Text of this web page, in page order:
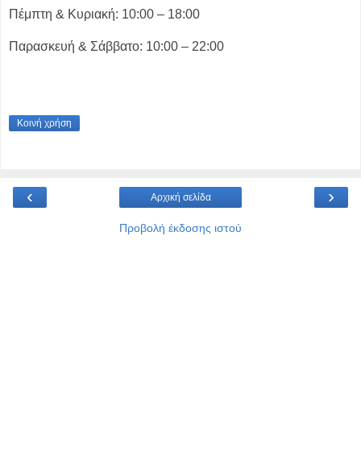
Πέμπτη & Κυριακή: 10:00 – 18:00
Παρασκευή & Σάββατο: 10:00 – 22:00
Κοινή χρήση
‹ ›
Αρχική σελίδα
Προβολή έκδοσης ιστού